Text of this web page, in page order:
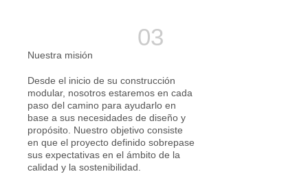
Nuestra misión
Desde el inicio de su construcción
modular, nosotros estaremos en cada
paso del camino para ayudarlo en
base a sus necesidades de diseño y
propósito. Nuestro objetivo consiste
en que el proyecto definido sobrepase
sus expectativas en el ámbito de la
calidad y la sostenibilidad.